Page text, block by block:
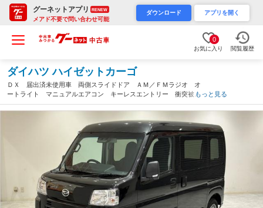
グーネットアプリ RENEW
メアド不要で問い合わせ可能
ダウンロード アプリを開く
0
お気に入り 閲覧履歴
ダイハツ ハイゼットカーゴ
ＤＸ 届出済未使用車 両側スライドドア ＡＭ／ＦＭラジオ オ
ートライト マニュアルエアコン キーレスエントリー 衝突被害
軽減システム（愛知県）
もっと見る